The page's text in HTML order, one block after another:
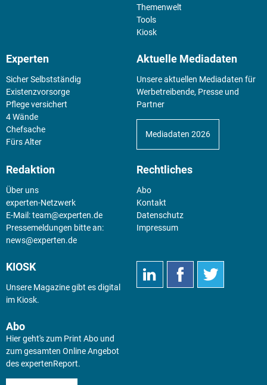
Themenwelt
Tools
Kiosk
Experten
Sicher Selbstständig
Existenz­vorsorge
Pflege versichert
4 Wände
Chefsache
Fürs Alter
Aktuelle Mediadaten
Unsere aktuellen Mediadaten für
Werbetreibende, Presse und
Partner
Mediadaten 2026
Redaktion
Über uns
experten-Netzwerk
E-Mail:team@experten.de
Pressemeldungen bitte an:
news@experten.de
Rechtliches
Abo
Kontakt
Datenschutz
Impressum
KIOSK
Unsere Magazine gibt es digital
im Kiosk.
Abo
Hier geht's zum Print Abo und
zum gesamten Online Angebot
des expertenReport.